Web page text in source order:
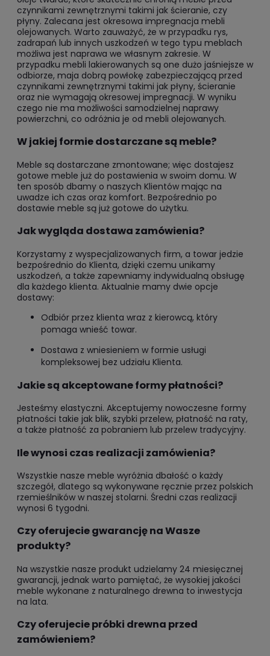
czynnikami zewnętrznymi takimi jak ścieranie, czy
płyny. Zalecana jest okresowa impregnacja mebli
olejowanych. Warto zauważyć, że w przypadku rys,
zadrapań lub innych uszkodzeń w tego typu meblach
możliwa jest naprawa we własnym zakresie. W
przypadku mebli lakierowanych są one dużo jaśniejsze w
odbiorze, maja dobrą powłokę zabezpieczającą przed
czynnikami zewnętrznymi takimi jak płyny, ścieranie
oraz nie wymagają okresowej impregnacji. W wyniku
czego nie ma możliwości samodzielnej naprawy
powierzchni, co odróżnia je od mebli olejowanych.
W jakiej formie dostarczane są meble?
Meble są dostarczane zmontowane; więc dostajesz
gotowe meble już do postawienia w swoim domu. W
ten sposób dbamy o naszych Klientów mając na
uwadze ich czas oraz komfort. Bezpośrednio po
dostawie meble są już gotowe do użytku.
Jak wygląda dostawa zamówienia?
Korzystamy z wyspecjalizowanych firm, a towar jedzie
bezpośrednio do Klienta, dzięki czemu unikamy
uszkodzeń, a także zapewniamy indywidualną obsługę
dla każdego klienta. Aktualnie mamy dwie opcje
dostawy:
Odbiór przez klienta wraz z kierowcą, który
pomaga wnieść towar.
Dostawa z wniesieniem w formie usługi
kompleksowej bez udziału Klienta.
Jakie są akceptowane formy płatności?
Jesteśmy elastyczni. Akceptujemy nowoczesne formy
płatności takie jak blik, szybki przelew, płatność na raty,
a także płatność za pobraniem lub przelew tradycyjny.
Ile wynosi czas realizacji zamówienia?
Wszystkie nasze meble wyróżnia dbałość o każdy
szczegół, dlatego są wykonywane ręcznie przez polskich
rzemieślników w naszej stolarni. Średni czas realizacji
wynosi 6 tygodni.
Czy oferujecie gwarancję na Wasze
produkty?
Na wszystkie nasze produkt udzielamy 24 miesięcznej
gwarancji, jednak warto pamiętać, że wysokiej jakości
meble wykonane z naturalnego drewna to inwestycja
na lata.
Czy oferujecie próbki drewna przed
zamówieniem?